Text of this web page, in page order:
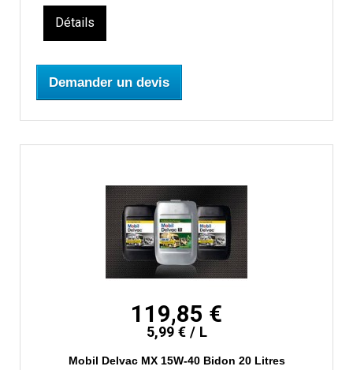
Détails
Demander un devis
119,85 €
5,99 € / L
Mobil Delvac MX 15W-40 Bidon 20 Litres